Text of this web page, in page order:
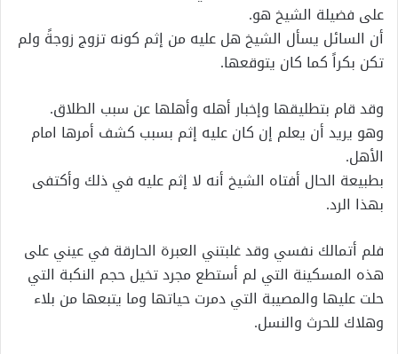
على فضيلة الشيخ هو.
أن السائل يسأل الشيخ هل عليه من إثم كونه تزوج زوجةً ولم
تكن بكراً كما كان يتوقعها.
وقد قام بتطليقها وإخبار أهله وأهلها عن سبب الطلاق.
وهو يريد أن يعلم إن كان عليه إثم بسبب كشف أمرها امام
الأهل.
بطبيعة الحال أفتاه الشيخ أنه لا إثم عليه في ذلك وأكتفى
بهذا الرد.
فلم أتمالك نفسي وقد غلبتني العبرة الحارقة في عيني على
هذه المسكينة التي لم أستطع مجرد تخيل حجم النكبة التي
حلت عليها والمصيبة التي دمرت حياتها وما يتبعها من بلاء
وهلاك للحرث والنسل.